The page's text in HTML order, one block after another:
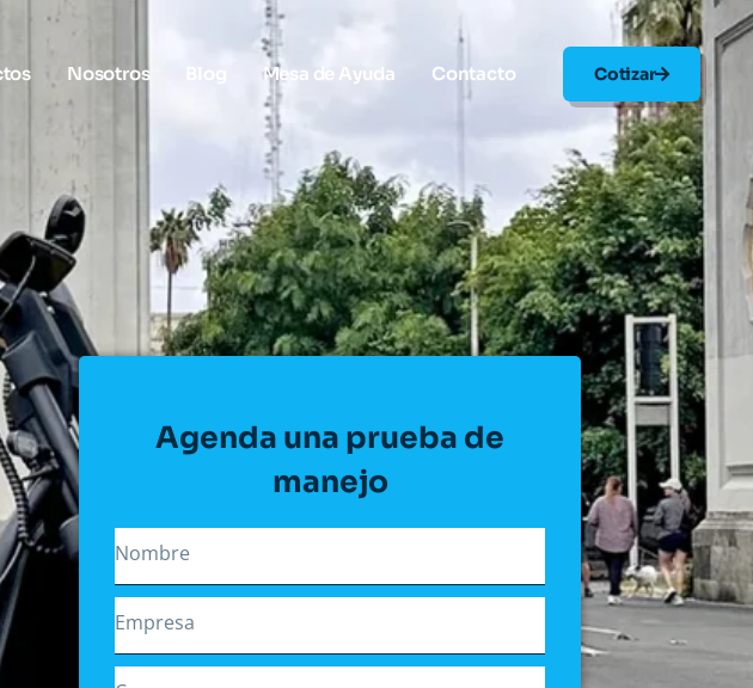
Nosotros Mesa de Ayuda Contacto Cotizar
Agenda una prueba de
manejo